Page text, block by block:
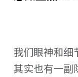
我们眼神和细
其实也有一副